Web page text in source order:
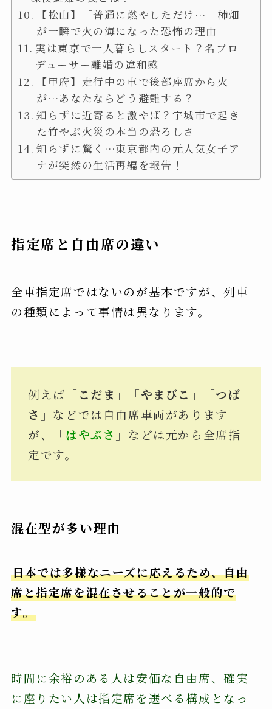
【松山】「普通に燃やしただけ…」柿畑
が一瞬で火の海になった恐怖の理由
実は東京で一人暮らしスタート？名プロ
デューサー離婚の違和感
【甲府】走行中の車で後部座席から火
が…あなたならどう避難する？
知らずに近寄ると激やば？宇城市で起き
た竹やぶ火災の本当の恐ろしさ
知らずに驚く…東京都内の元人気女子ア
ナが突然の生活再編を報告！
指定席と自由席の違い
全車指定席ではないのが基本ですが、列車
の種類によって事情は異なります。
例えば「 こだま 」「やまびこ 」「つば
さ 」などでは自由席車両があります
が、「はやぶさ 」などは元から全席指
定です。
混在型が多い理由
日本では多様なニーズに応えるため、自由
席と指定席を混在させることが一般的で
す。
時間に余裕のある人は安価な自由席、確実
に座りたい人は指定席を選べる構成となっ